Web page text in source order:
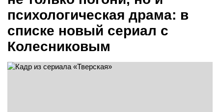
психологическая драма: в
списке новый сериал с
Колесниковым